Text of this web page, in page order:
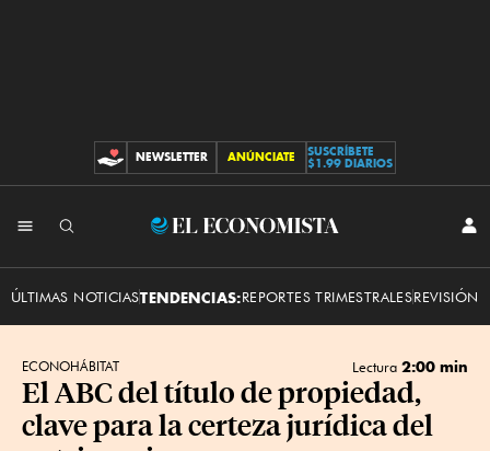
CONTRIBUCIONES
NEWSLETTER ANÚNCIATE
SUSCRÍBETE
$1.99 DIARIOS
El
ÚLTIMAS NOTICIASTENDENCIAS:REPORTES TRIMESTRALESREVISIÓN
ECONOHÁBITAT Lectura 2:00 min
El ABC del título de propiedad,
clave para la certeza jurídica del